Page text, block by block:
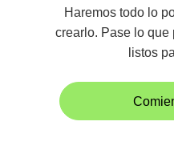
Haremos todo lo
crearlo. Pase lo que
listos